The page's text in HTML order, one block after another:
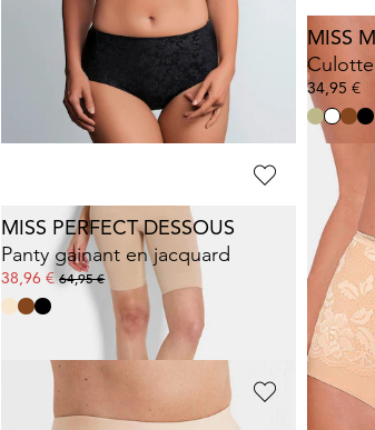
MISS PERFECT DESSOUS
Slip sculptant à jambes longues
MISS
34,95 €
MISS PERFECT DESSOUS
Panty gainant en jacquard
38,96 €64,95 €
MISS
34,95 €